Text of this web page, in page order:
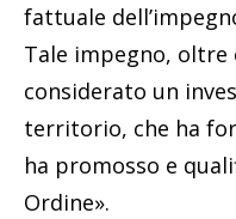
fattuale
Tale impegno, oltre
considerato un
territorio, che ha
ha promosso e
Ordine».